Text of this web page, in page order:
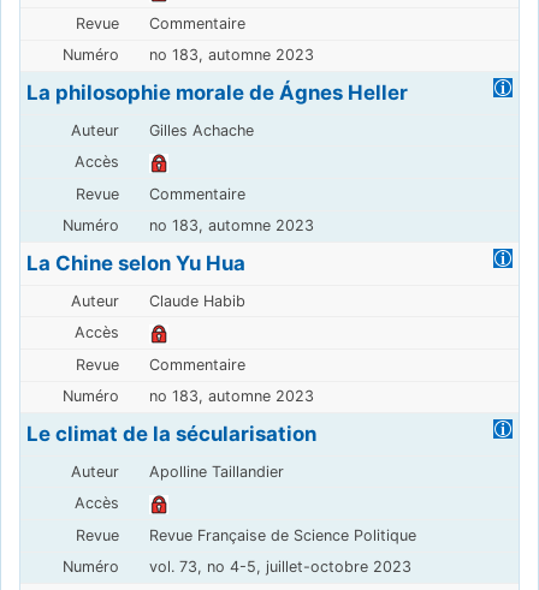
Commentaire
no 183, automne 2023
La philosophie morale de Ágnes Heller
Gilles Achache
Commentaire
no 183, automne 2023
La Chine selon Yu Hua
Claude Habib
Commentaire
no 183, automne 2023
Le climat de la sécularisation
Apolline Taillandier
Revue Française de Science Politique
vol. 73, no 4-5, juillet-octobre 2023